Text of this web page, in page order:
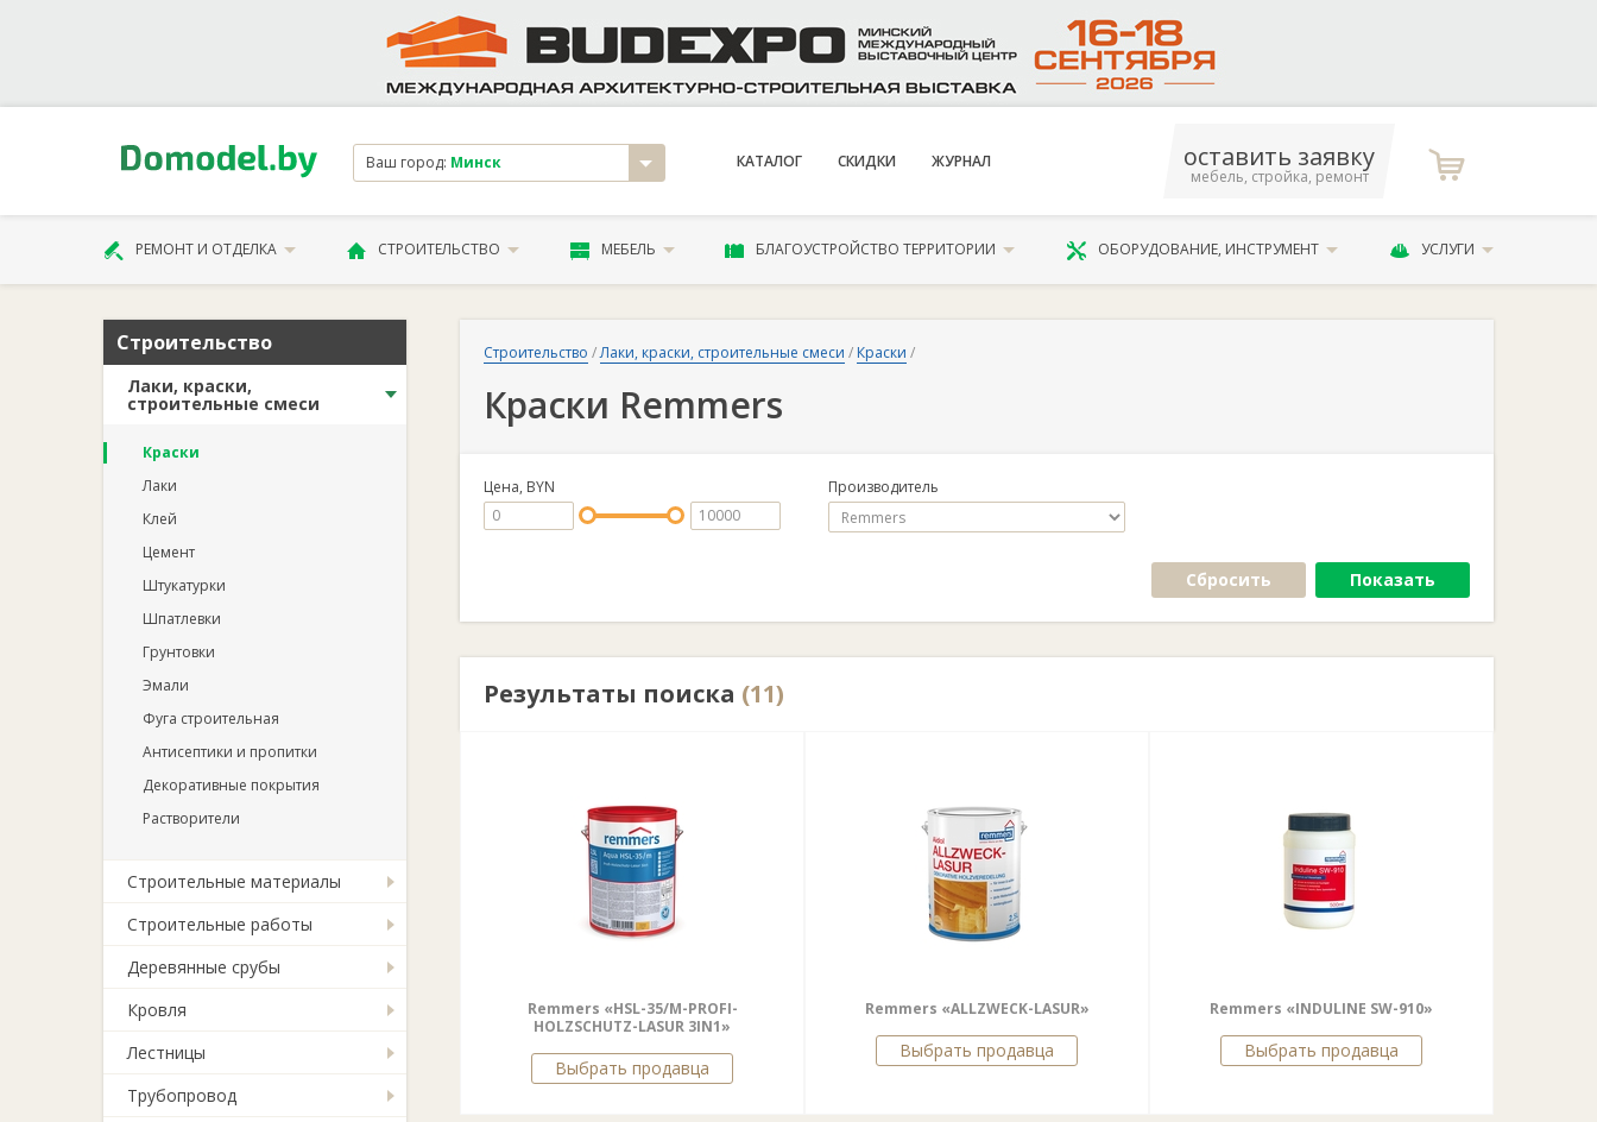
Ваш город: Минск КАТАЛОГ СКИДКИ ЖУРНАЛ оставить заявку
мебель, стройка, ремонт
РЕМОНТ И ОТДЕЛКА СТРОИТЕЛЬСТВО МЕБЕЛЬ БЛАГОУСТРОЙСТВО ТЕРРИТОРИИ ОБОРУДОВАНИЕ, ИНСТРУМЕНТ УСЛУГИ
Строительство
Лаки, краски,
строительные смеси
Краски
Лаки
Клей
Цемент
Штукатурки
Шпатлевки
Грунтовки
Эмали
Фуга строительная
Антисептики и пропитки
Декоративные покрытия
Растворители
Строительные материалы
Строительные работы
Деревянные срубы
Кровля
Лестницы
Трубопровод
Строительство /Лаки, краски, строительные смеси / Краски /
Краски Remmers
Цена, BYN Производитель
Сбросить Показать
Результаты поиска (11)
Remmers «HSL-35/M-PROFI-
HOLZSCHUTZ-LASUR 3IN1»
Выбрать продавца
Remmers «ALLZWECK-LASUR»
Выбрать продавца
Remmers «INDULINE SW-910»
Выбрать продавца